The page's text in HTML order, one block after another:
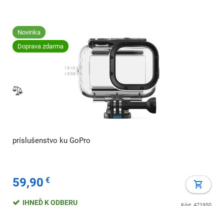
Novinka
Doprava zdarma
príslušenstvo ku GoPro
59,90 €
IHNEĎ K ODBERU